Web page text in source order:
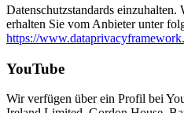
Datenschutzstandards
erhalten Sie vom Anbieter unter
https://
YouTube
Wir verfügen über ein Profil bei